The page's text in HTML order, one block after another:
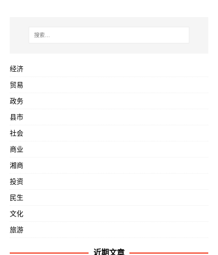
经济
贸易
政务
县市
社会
商业
湘商
投资
民生
文化
旅游
近期文章